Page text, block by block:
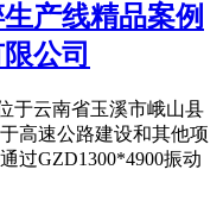
产线精品案例
公司
于云南省玉溪市峨山县
高速公路建设和其他项
过GZD1300*4900振动